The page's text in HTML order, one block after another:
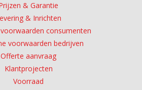
& Garantie
& Inrichten
consumenten
voorwaarden bedrijven
Offerte aanvraag
Klantprojecten
Voorraad